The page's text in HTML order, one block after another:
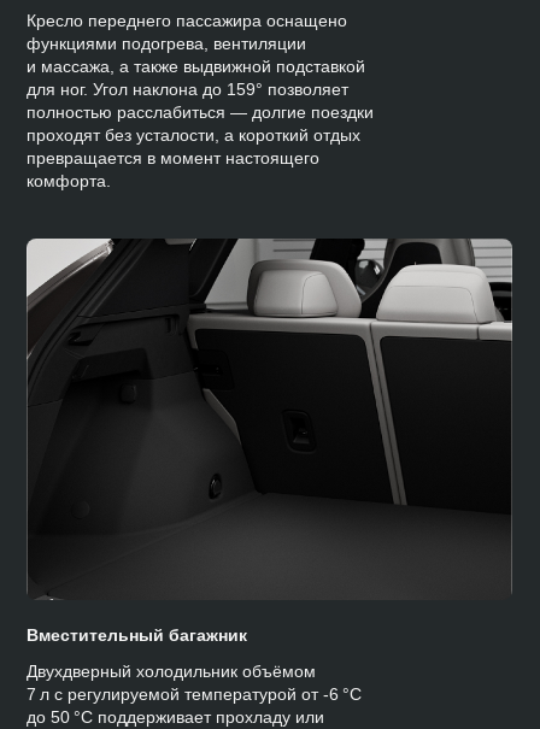
Вместительный багажник
Кресло переднего пассажира оснащено
функциями подогрева, вентиляции
и массажа, а также выдвижной подставкой
для ног. Угол наклона до 159° позволяет
полностью расслабиться — долгие поездки
проходят без усталости, а короткий отдых
превращается в момент настоящего
комфорта.
Двухдверный холодильник объёмом
7 л с регулируемой температурой от -6 °C
до 50 °C поддерживает прохладу или